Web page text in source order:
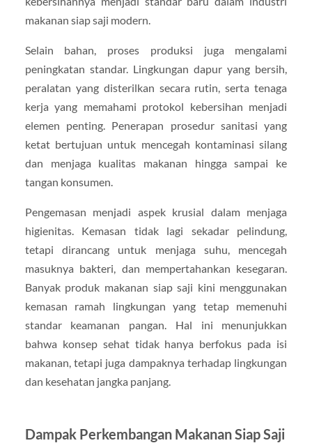
makanan siap saji modern.
Selain bahan, proses produksi juga mengalami
peningkatan standar. Lingkungan dapur yang bersih,
peralatan yang disterilkan secara rutin, serta tenaga
kerja yang memahami protokol kebersihan menjadi
elemen penting. Penerapan prosedur sanitasi yang
ketat bertujuan untuk mencegah kontaminasi silang
dan menjaga kualitas makanan hingga sampai ke
tangan konsumen.
Pengemasan menjadi aspek krusial dalam menjaga
higienitas. Kemasan tidak lagi sekadar pelindung,
tetapi dirancang untuk menjaga suhu, mencegah
masuknya bakteri, dan mempertahankan kesegaran.
Banyak produk makanan siap saji kini menggunakan
kemasan ramah lingkungan yang tetap memenuhi
standar keamanan pangan. Hal ini menunjukkan
bahwa konsep sehat tidak hanya berfokus pada isi
makanan, tetapi juga dampaknya terhadap lingkungan
dan kesehatan jangka panjang.
Dampak Perkembangan Makanan Siap Saji